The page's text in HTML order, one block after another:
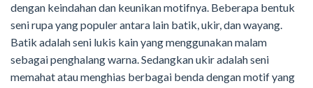
dengan keindahan dan keunikan motifnya. Beberapa bentuk
seni rupa yang populer antara lain batik, ukir, dan wayang.
Batik adalah seni lukis kain yang menggunakan malam
sebagai penghalang warna. Sedangkan ukir adalah seni
memahat atau menghias berbagai benda dengan motif yang